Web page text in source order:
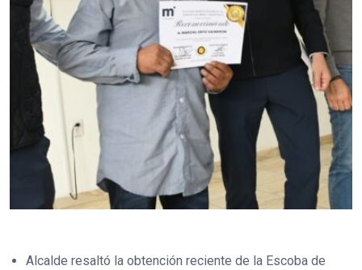
Alcalde resaltó la obtención reciente de la Escoba de